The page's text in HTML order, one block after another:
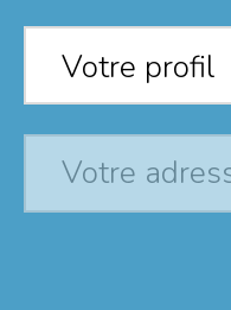
Votre
Votre profil